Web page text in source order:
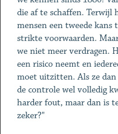
die af te schaffen. Terwijl
mensen een tweede kans
strikte voorwaarden.
we niet meer verdragen.
een risico neemt en
moet uitzitten. Als ze dan
de controle wel volledig
harder fout, maar dan is
zeker?"